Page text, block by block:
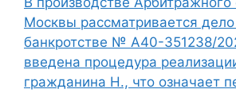
Москвы рассматривается
банкротстве № А40-351238/
введена процедура
гражданина Н., что означает